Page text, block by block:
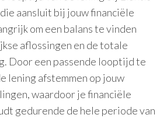
aansluit bij jouw financiële
om een balans te vinden
aflossingen en de totale
Door een passende looptijd te
lening afstemmen op jouw
waardoor je financiële
gedurende de hele periode van